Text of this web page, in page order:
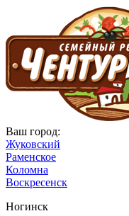
Ваш город:
Жуковский
Раменское
Коломна
Воскресенск
Ногинск